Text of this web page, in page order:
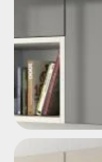
Brillante